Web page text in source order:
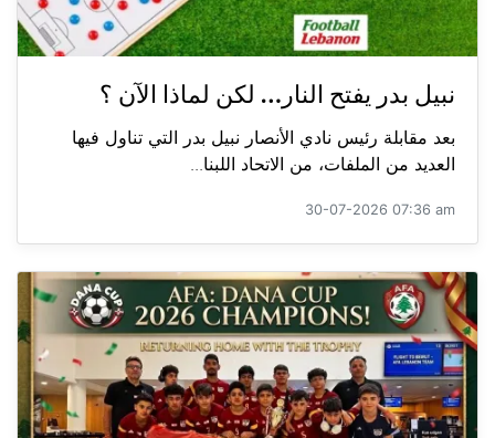
نبيل بدر يفتح النار… لكن لماذا الآن ؟
بعد مقابلة رئيس نادي الأنصار نبيل بدر التي تناول فيها
العديد من الملفات، من الاتحاد اللبنا...
30-07-2026 07:36 am